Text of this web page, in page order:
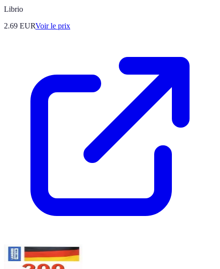
Librio
2.69 EURVoir le prix